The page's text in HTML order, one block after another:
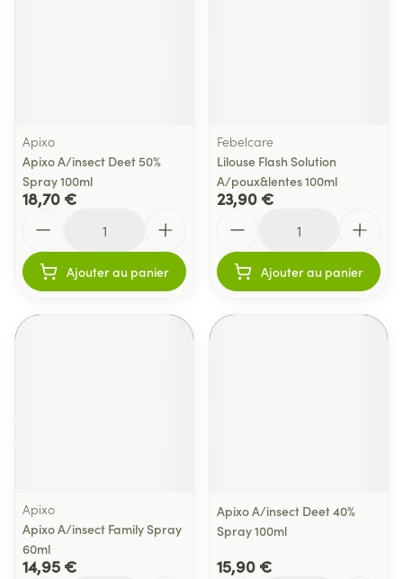
Apixo
Apixo A/insect Deet 50%
Spray 100ml
18,70 €
Ajouter au panier
Febelcare
Lilouse Flash Solution
A/poux&lentes 100ml
23,90 €
Ajouter au panier
Apixo
Apixo A/insect Family Spray
60ml
14,95 €
Apixo A/insect Deet 40%
Spray 100ml
15,90 €